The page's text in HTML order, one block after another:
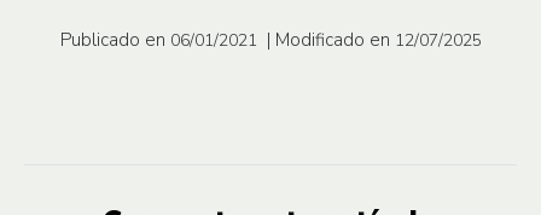
Publicado en 06/01/2021 | Modificado en 12/07/2025